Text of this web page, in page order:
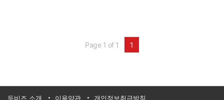
Page 1 of 1 1
두비즈 소개 이용약관 개인정보취급방침